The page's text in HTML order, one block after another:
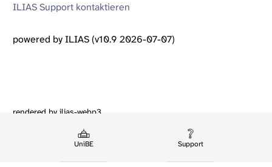
UniBE Support
ILIAS Support kontaktieren
powered by ILIAS (v10.9 2026-07-07)
rendered by ilias-webp3